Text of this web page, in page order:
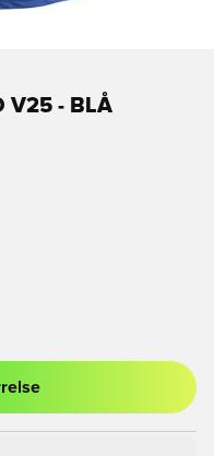
V25 - BLÅ
tilmelde dig som medlem